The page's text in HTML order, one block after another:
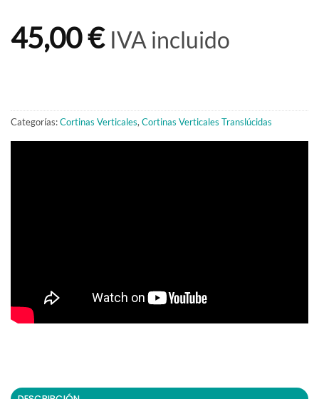
45,00 € IVA incluido
Categorías:Cortinas Verticales, Cortinas Verticales Translúcidas